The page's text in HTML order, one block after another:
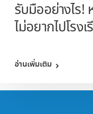
รับมืออย่างไร!
ไม่อยากไปโรง
อ่านเพิ่มเติม